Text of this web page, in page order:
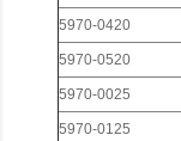
5970-0420
5970-0520
5970-0025
5970-0125